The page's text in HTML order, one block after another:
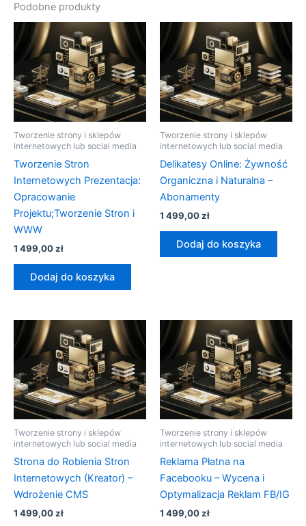
Podobne produkty
Tworzenie strony i sklepów
internetowych lub social media
Tworzenie Stron
Internetowych Prezentacja:
Opracowanie
Projektu;Tworzenie Stron i
WWW
1 499,00zł
Dodaj do koszyka
Tworzenie strony i sklepów
internetowych lub social media
Delikatesy Online: Żywność
Organiczna i Naturalna –
Abonamenty
1 499,00zł
Dodaj do koszyka
Tworzenie strony i sklepów
internetowych lub social media
Strona do Robienia Stron
Internetowych (Kreator) –
Wdrożenie CMS
1 499,00zł
Tworzenie strony i sklepów
internetowych lub social media
Reklama Płatna na
Facebooku – Wycena i
Optymalizacja Reklam FB/IG
1 499,00zł